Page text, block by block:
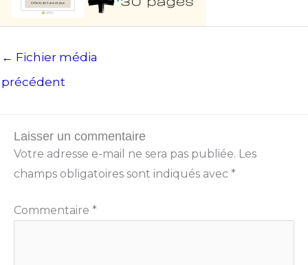
← Fichier média
précédent
Laisser un commentaire
Votre adresse e-mail ne sera pas publiée. Les
champs obligatoires sont indiqués avec *
Commentaire *